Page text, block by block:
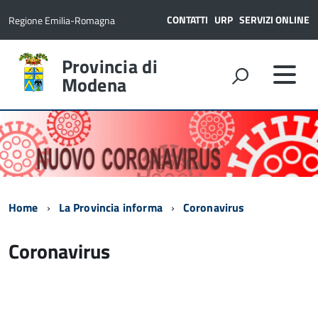
Regione Emilia-Romagna CONTATTI URP SERVIZI ONLINE
Provincia di
Modena
Home La Provincia informa Coronavirus
Coronavirus